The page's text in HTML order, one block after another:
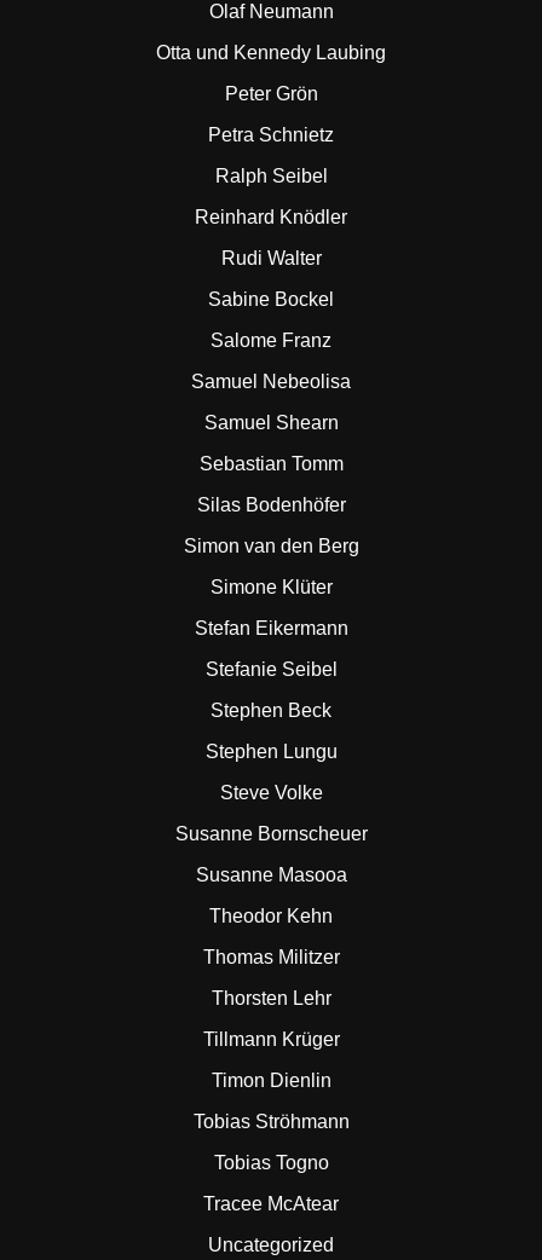
Olaf Neumann
Otta und Kennedy Laubing
Peter Grön
Petra Schnietz
Ralph Seibel
Reinhard Knödler
Rudi Walter
Sabine Bockel
Salome Franz
Samuel Nebeolisa
Samuel Shearn
Sebastian Tomm
Silas Bodenhöfer
Simon van den Berg
Simone Klüter
Stefan Eikermann
Stefanie Seibel
Stephen Beck
Stephen Lungu
Steve Volke
Susanne Bornscheuer
Susanne Masooa
Theodor Kehn
Thomas Militzer
Thorsten Lehr
Tillmann Krüger
Timon Dienlin
Tobias Ströhmann
Tobias Togno
Tracee McAtear
Uncategorized